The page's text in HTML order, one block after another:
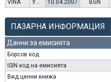
VINA
Увеличение на капитал (резерви) 10.04.2007 BGN
ПАЗАРНА ИНФОРМАЦИЯ
Данни за емисията
Борсов код
ISIN код на емисията
Вид ценни книжа